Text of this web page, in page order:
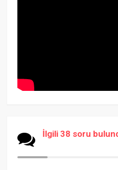
İlgili 38 soru